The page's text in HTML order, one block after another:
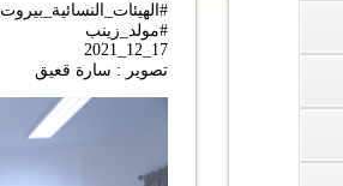
#الهيئات_النسائية_بيروت
#مولد_زينب
17_12_2021
تصوير : سارة قعيق